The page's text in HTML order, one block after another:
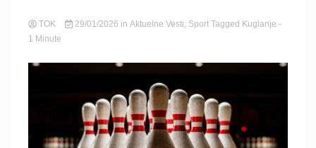
TOK 29/01/2026 in Aktuelne Vesti, Sport Tagged Kuglanje -
1 Minute